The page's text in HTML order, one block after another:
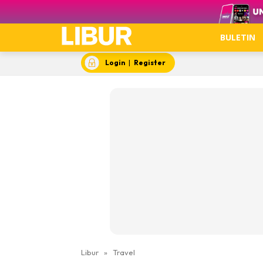
Video
BULETIN
Login | Register
Libur » Travel